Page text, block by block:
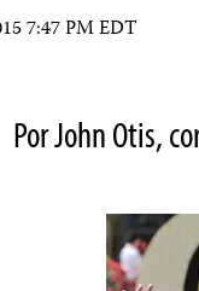
7:47 PM EDT
Por John Otis,